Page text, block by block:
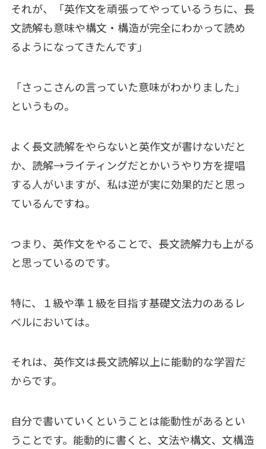
それが、「英作文を頑張ってやっているうちに、長
文読解も意味や構文・構造が完全にわかって読め
るようになってきたんです」
「さっこさんの言っていた意味がわかりました」
というもの。
よく長文読解をやらないと英作文が書けないだと
か、読解→ライティングだとかいうやり方を提唱
する人がいますが、私は逆が実に効果的だと思っ
ているんですね。
つまり、英作文をやることで、長文読解力も上がる
と思っているのです。
特に、１級や準１級を目指す基礎文法力のあるレ
ベルにおいては。
それは、英作文は長文読解以上に能動的な学習だ
からです。
自分で書いていくということは能動性があるとい
うことです。能動的に書くと、文法や構文、文構造